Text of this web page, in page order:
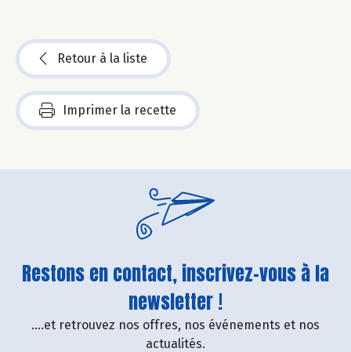
Retour à la liste
Imprimer la recette
Restons en contact, inscrivez-vous à la
newsletter !
....et retrouvez nos offres, nos événements et nos
actualités.